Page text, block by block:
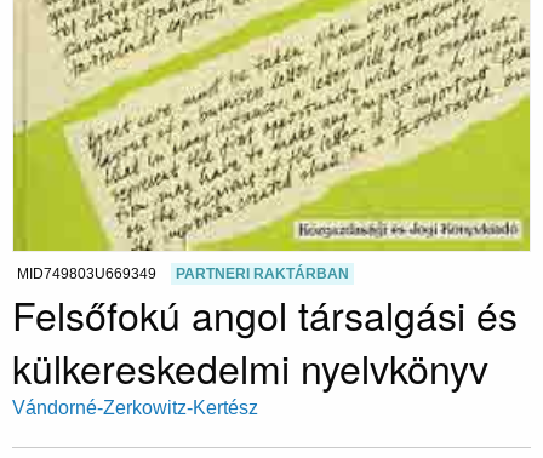
MID749803U669349 PARTNERI RAKTÁRBAN
Felsőfokú angol társalgási és
külkereskedelmi nyelvkönyv
Vándorné-Zerkowitz-Kertész